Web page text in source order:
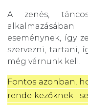
A zenés,
eseménynek, így
szervezni, tartani,
még várnunk kell.
Fontos azonban,
rendelkezőknek